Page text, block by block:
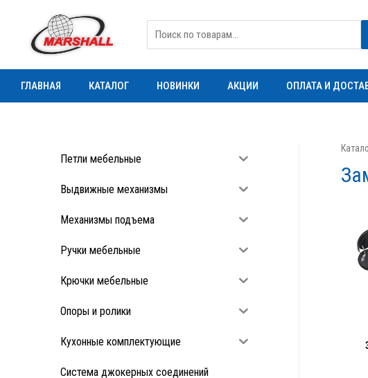
ГЛАВНАЯ КАТАЛОГ НОВИНКИ АКЦИИ ОПЛАТА И
Петли мебельные
Выдвижные механизмы
Механизмы подъема
Ручки мебельные
Крючки мебельные
Опоры и ролики
Кухонные комплектующие
Система джокерных соединений